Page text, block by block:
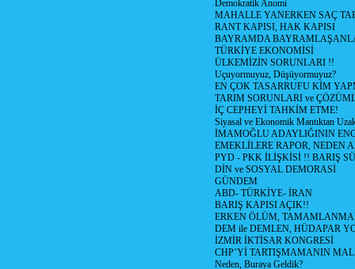
Demokratik Anomi
MAHALLE YANERKEN SAÇ
RANT KAPISI, HAK KAPISI
BAYRAMDA
TÜRKİYE EKONOMİSİ
ÜLKEMİZİN SORUNLARI !!
Uçuyormuyuz, Düşüyormuyuz?
EN ÇOK TASARRUFU KİM
TARIM SORUNLARI ve
İÇ CEPHEYİ TAHKİM ETME!
Siyasal ve Ekonomik Mantıktan
İMAMOĞLU ADAYLIĞININ
EMEKLİLERE RAPOR, NEDEN
PYD - PKK İLİŞKİSİ !! BARIŞ
DİN ve SOSYAL DEMORASİ
GÜNDEM
ABD- TÜRKİYE- İRAN
BARIŞ KAPISI AÇIK!!
ERKEN ÖLÜM,
DEM ile DEMLEN, HÜDAPAR
İZMİR İKTİSAR KONGRESİ
CHP’Yİ TARTIŞMAMANIN
Neden, Buraya Geldik?